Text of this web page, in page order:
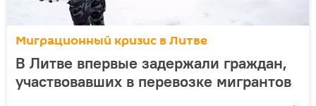
Миграционный кризис в Литве
В Литве впервые задержали граждан,
участвовавших в перевозке мигрантов